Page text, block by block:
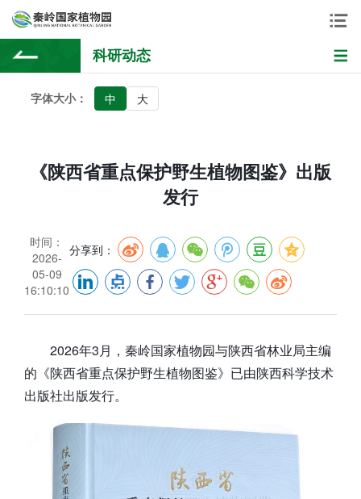
科研动态
字体大小： 中 大
《陕西省重点保护野生植物图鉴》出版
发行
时间：
2026-
05-09
16:10:10
分享到：
2026年3月，秦岭国家植物园与陕西省林业局主编
的《陕西省重点保护野生植物图鉴》已由陕西科学技术
出版社出版发行。